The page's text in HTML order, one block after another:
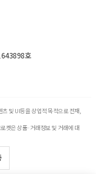
호
및 UI등을 상업적 목적으로 전재,
켓은 상품·거래정보 및 거래에 대